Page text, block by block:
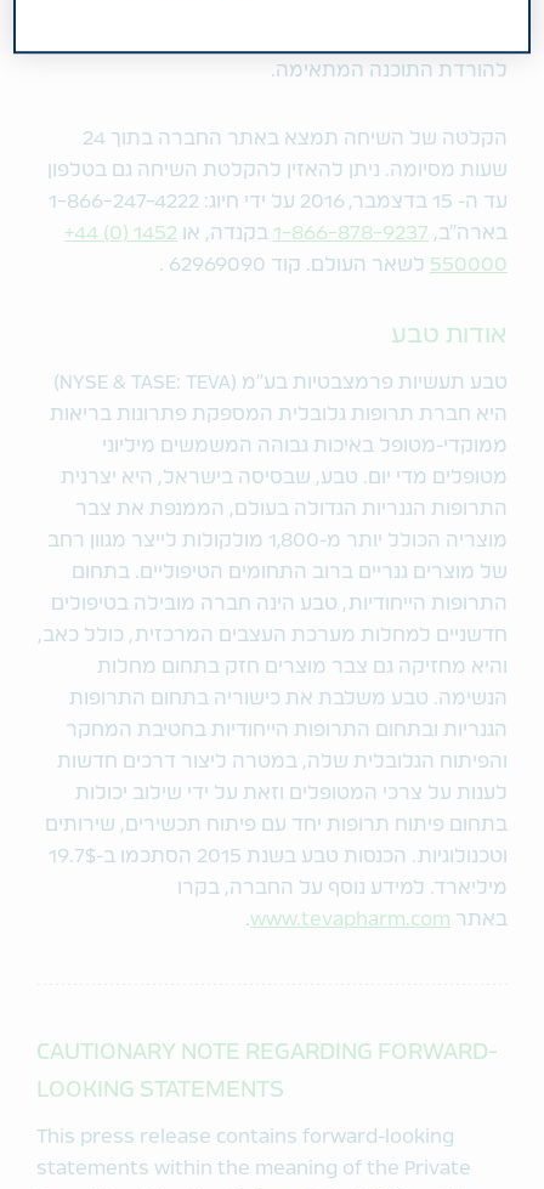
להורדת התוכנה המתאימה.
הקלטה של השיחה תמצא באתר החברה בתוך 24
שעות מסיומה. ניתן להאזין להקלטת השיחה גם בטלפון
עד ה- 15 בדצמבר, 2016 על ידי חיוג: 1-866-247-4222
בארה"ב, 1-866-878-9237 בקנדה, או +44 (0) 1452
550000 לשאר העולם. קוד 62969090 .
אודות טבע
טבע תעשיות פרמצבטיות בע"מ (NYSE & TASE: TEVA)
היא חברת תרופות גלובלית המספקת פתרונות בריאות
ממוקדי-מטופל באיכות גבוהה המשמשים מיליוני
מטופלים מדי יום. טבע, שבסיסה בישראל, היא יצרנית
התרופות הגנריות הגדולה בעולם, הממנפת את צבר
מוצריה הכולל יותר מ-1,800 מולקולות לייצר מגוון רחב
של מוצרים גנריים ברוב התחומים הטיפוליים. בתחום
התרופות הייחודיות, טבע הינה חברה מובילה בטיפולים
חדשניים למחלות מערכת העצבים המרכזית, כולל כאב,
והיא מחזיקה גם צבר מוצרים חזק בתחום מחלות
הנשימה. טבע משלבת את כישוריה בתחום התרופות
הגנריות ובתחום התרופות הייחודיות בחטיבת המחקר
והפיתוח הגלובלית שלה, במטרה ליצור דרכים חדשות
לענות על צרכי המטופלים וזאת על ידי שילוב יכולות
בתחום פיתוח תרופות יחד עם פיתוח תכשירים, שירותים
וטכנולוגיות. הכנסות טבע בשנת 2015 הסתכמו ב-19.7$
מיליארד. למידע נוסף על החברה, בקרו
באתר www.tevapharm.com
.
CAUTIONARY NOTE REGARDING FORWARD-
LOOKING STATEMENTS
This press release contains forward-looking
statements within the meaning of the Private